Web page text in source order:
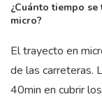
¿Cuánto tiempo
micro?
El trayecto en
de las carreteras.
40min en cubrir